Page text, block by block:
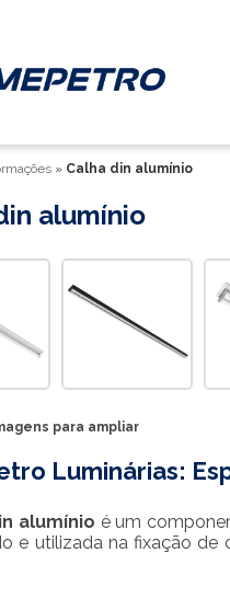
» Calha din alumínio
alumínio
para ampliar
Luminárias:
alumínio é um
e utilizada na fixação de